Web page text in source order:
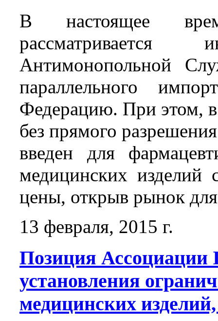
В настоящее
рассматривается
Антимонопольной
параллельного
Федерацию. При этом, в
без прямого
введен для
медицинских изделий
цены, открыв рынок
13 февраля, 2015 г.
Позиция Ассоциации
установления
медицинских